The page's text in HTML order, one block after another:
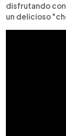
disfrutando
un delicioso